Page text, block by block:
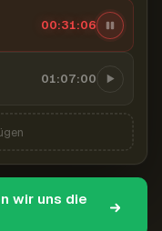
00:31:07
01:07:00
wir uns die